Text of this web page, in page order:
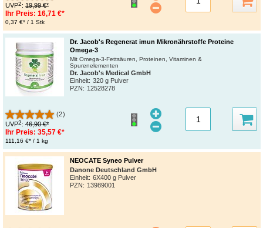
UVP2: 19,99 €*
Ihr Preis: 16,71 €*
0,37 €* / 1 Stk
Dr. Jacob's Regenerat imun Mikronährstoffe Proteine
Omega-3
Mit Omega-3-Fettsäuren, Proteinen, Vitaminen &
Spurenelementen
Dr. Jacob's Medical GmbH
Einheit: 320 g Pulver
PZN: 12528278
(2)
UVP2: 46,90 €*
Ihr Preis: 35,57 €*
111,16 €* / 1 kg
NEOCATE Syneo Pulver
Danone Deutschland GmbH
Einheit: 6X400 g Pulver
PZN: 13989001